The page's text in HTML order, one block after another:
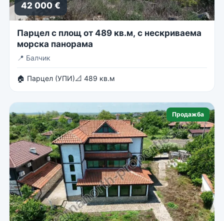
42 000 €
Парцел с площ от 489 кв.м, с нескриваема
морска панорама
📍 Балчик
🏠 Парцел (УПИ)📐 489 кв.м
Продажба